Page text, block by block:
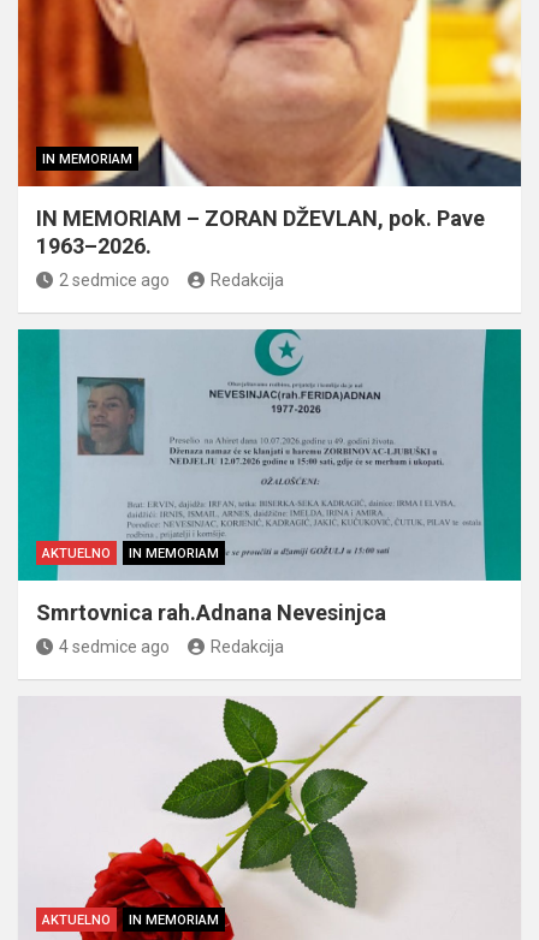
IN MEMORIAM
IN MEMORIAM – ZORAN DŽEVLAN, pok. Pave
1963–2026.
2 sedmice ago Redakcija
AKTUELNO IN MEMORIAM
Smrtovnica rah.Adnana Nevesinjca
4 sedmice ago Redakcija
AKTUELNO IN MEMORIAM